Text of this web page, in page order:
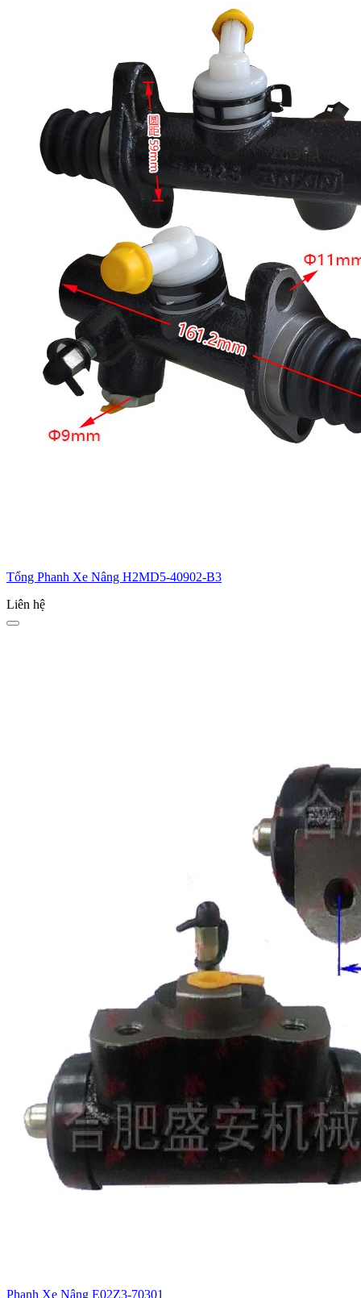
Tổng Phanh Xe Nâng H2MD5-40902-B3
Liên hệ
Phanh Xe Nâng E02Z3-70301